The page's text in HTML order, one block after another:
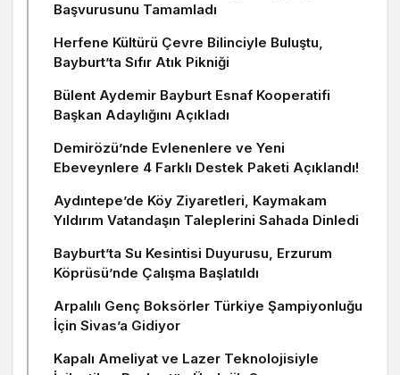
Başvurusunu Tamamladı
Herfene Kültürü Çevre Bilinciyle Buluştu,
Bayburt’ta Sıfır Atık Pikniği
Bülent Aydemir Bayburt Esnaf Kooperatifi
Başkan Adaylığını Açıkladı
Demirözü’nde Evlenenlere ve Yeni
Ebeveynlere 4 Farklı Destek Paketi Açıklandı!
Aydıntepe’de Köy Ziyaretleri, Kaymakam
Yıldırım Vatandaşın Taleplerini Sahada Dinledi
Bayburt’ta Su Kesintisi Duyurusu, Erzurum
Köprüsü’nde Çalışma Başlatıldı
Arpalılı Genç Boksörler Türkiye Şampiyonluğu
İçin Sivas’a Gidiyor
Kapalı Ameliyat ve Lazer Teknolojisiyle